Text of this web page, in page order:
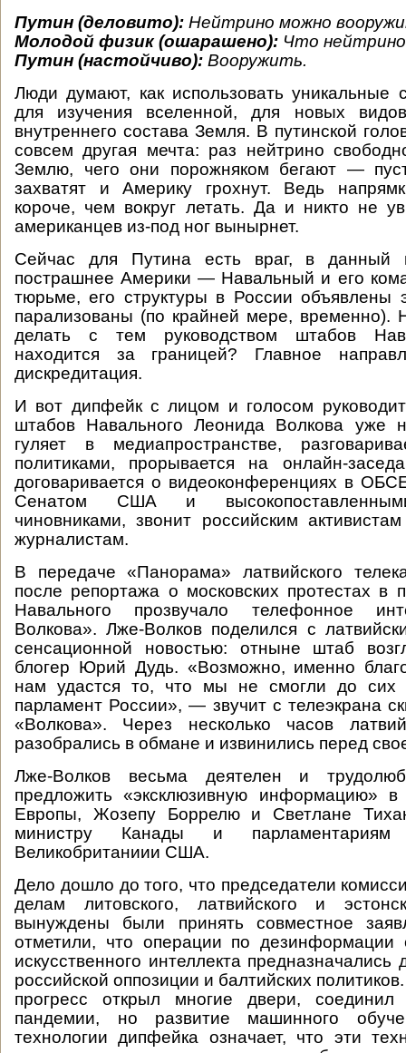
Путин (деловито): Нейтрино можно
Молодой физик (ошарашено): Что
Путин (настойчиво): Вооружить.
Люди думают, как использовать уникальные
для изучения вселенной, для новых
внутреннего состава Земля. В путинской
совсем другая мечта: раз нейтрино
Землю, чего они порожняком бегают —
захватят и Америку грохнут. Ведь
короче, чем вокруг летать. Да и никто не
американцев из-под ног вынырнет.
Сейчас для Путина есть враг, в данный
пострашнее Америки — Навальный и его
тюрьме, его структуры в России объявлены
парализованы (по крайней мере, временно).
делать с тем руководством штабов
находится за границей? Главное
дискредитация.
И вот дипфейк с лицом и голосом
штабов Навального Леонида Волкова уже
гуляет в медиапространстве,
политиками, прорывается на онлайн-
договаривается о видеоконференциях в
Сенатом США и
чиновниками, звонит российским
журналистам.
В передаче «Панорама» латвийского
после репортажа о московских протестах в
Навального прозвучало телефонное
Волкова». Лже-Волков поделился с
сенсационной новостью: отныне штаб
блогер Юрий Дудь. «Возможно, именно
нам удастся то, что мы не смогли до
парламент России», — звучит с телеэкрана
«Волкова». Через несколько часов
разобрались в обмане и извинились перед
Лже-Волков весьма деятелен и
предложить «эксклюзивную
Европы, Жозепу Боррелю и Светлане
министру Канады и
Великобританиии США.
Дело дошло до того, что председатели
делам литовского, латвийского и
вынуждены были принять совместное
отметили, что операции по дезинформации
искусственного интеллекта предназначались
российской оппозиции и балтийских
прогресс открыл многие двери,
пандемии, но развитие машинного
технологии дипфейка означает, что эти